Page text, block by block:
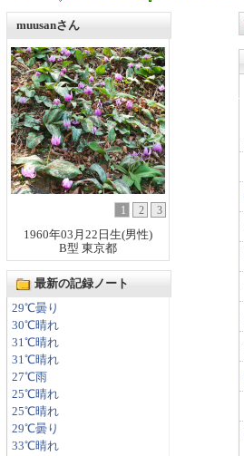
muusanさん
1 2
3
1960年03月22日生(男性)
B型 東京都
最新の記録ノート
29℃曇り
30℃晴れ
31℃晴れ
31℃晴れ
27℃雨
25℃晴れ
25℃晴れ
29℃曇り
33℃晴れ